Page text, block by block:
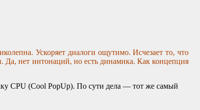
Ускоряет диалоги ощутимо. Исчезает то, что
Да, нет интонаций, но есть динамика. Как концепция
CPU (Cool PopUp). По сути дела — тот же самый